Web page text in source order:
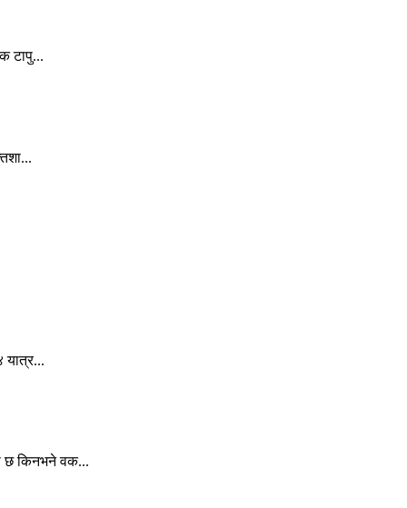
टापु...
यात्र...
छ किनभने वक...